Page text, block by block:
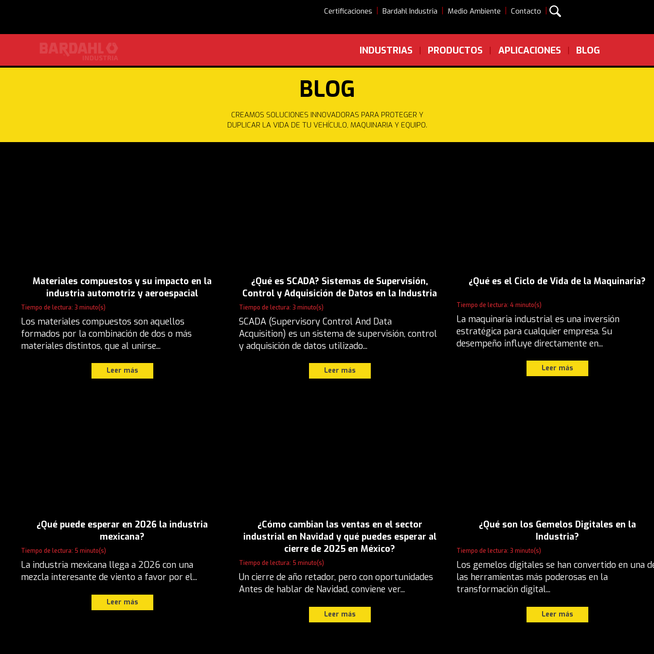
Certificaciones | Bardahl Industria | Medio Ambiente | Contacto |
INDUSTRIAS | PRODUCTOS | APLICACIONES | BLOG
BLOG
CREAMOS SOLUCIONES INNOVADORAS PARA PROTEGER Y
DUPLICAR LA VIDA DE TU VEHÍCULO, MAQUINARIA Y EQUIPO.
Materiales compuestos y su impacto en la
industria automotriz y aeroespacial
Tiempo de lectura: 3 minuto(s)
Los materiales compuestos son aquellos
formados por la combinación de dos o más
materiales distintos, que al unirse...
Leer más
¿Qué es SCADA? Sistemas de Supervisión,
Control y Adquisición de Datos en la Industria
Tiempo de lectura: 3 minuto(s)
SCADA (Supervisory Control And Data
Acquisition) es un sistema de supervisión, control
y adquisición de datos utilizado...
Leer más
¿Qué es el Ciclo de Vida de la Maquinaria?
Tiempo de lectura: 4 minuto(s)
La maquinaria industrial es una inversión
estratégica para cualquier empresa. Su
desempeño influye directamente en...
Leer más
¿Qué puede esperar en 2026 la industria
mexicana?
Tiempo de lectura: 5 minuto(s)
La industria mexicana llega a 2026 con una
mezcla interesante de viento a favor por el...
Leer más
¿Cómo cambian las ventas en el sector
industrial en Navidad y qué puedes esperar al
cierre de 2025 en México?
Tiempo de lectura: 5 minuto(s)
Un cierre de año retador, pero con oportunidades
Antes de hablar de Navidad, conviene ver...
Leer más
¿Qué son los Gemelos Digitales en la
Industria?
Tiempo de lectura: 3 minuto(s)
Los gemelos digitales se han convertido en una
las herramientas más poderosas en la
transformación digital...
Leer más